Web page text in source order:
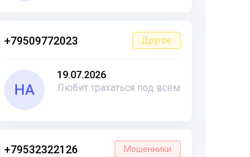
+79509772023 Другое
НА
19.07.2026
Любит трахаться под всем
+79532322126 Мошенники